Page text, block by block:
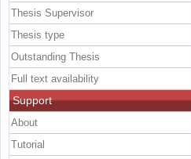
Thesis Supervisor
Thesis type
Outstanding Thesis
Full text availability
Support
About
Tutorial